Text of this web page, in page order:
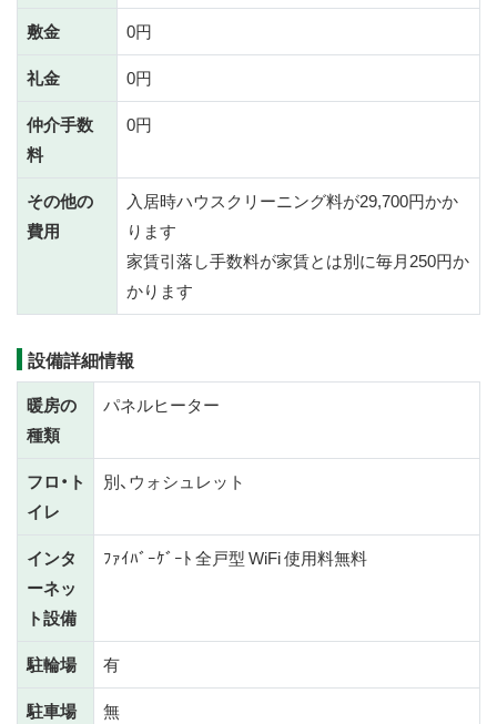
敷金
0円
礼金
0円
仲介手数
料
0円
その他の
費用
入居時ハウスクリーニング料が29,700円かか
ります
家賃引落し手数料が家賃とは別に毎月250円か
かります
設備詳細情報
暖房の
種類
パネルヒーター
フロ・ト
イレ
別、ウォシュレット
インタ
ーネッ
ト設備
ﾌｧｲﾊﾞｰｹﾞｰﾄ 全戸型 WiFi 使用料無料
駐輪場
有
駐車場
無